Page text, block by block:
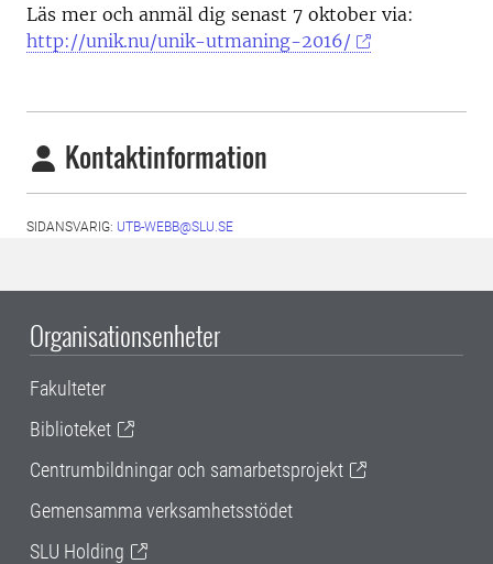
Läs mer och anmäl dig senast 7 oktober via:
http://unik.nu/unik-utmaning-2016/
Kontaktinformation
SIDANSVARIG: UTB-WEBB@SLU.SE
Organisationsenheter
Fakulteter
Biblioteket
Centrumbildningar och samarbetsprojekt
Gemensamma verksamhetsstödet
SLU Holding